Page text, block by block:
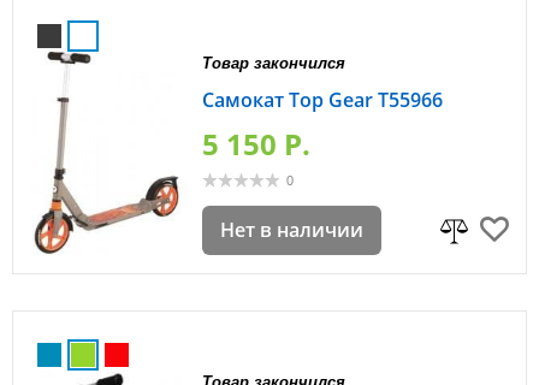
Товар закончился
Самокат Top Gear Т55966
5 150 P.
0
Нет в наличии